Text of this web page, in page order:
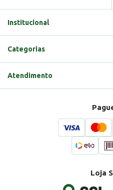
Institucional
Categorias
Atendimento
Loja